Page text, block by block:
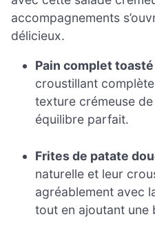
accompagnements
délicieux.
Pain complet toasté
croustillant
texture crémeuse
équilibre parfait.
Frites de patate
naturelle et leur
agréablement avec
tout en ajoutant une